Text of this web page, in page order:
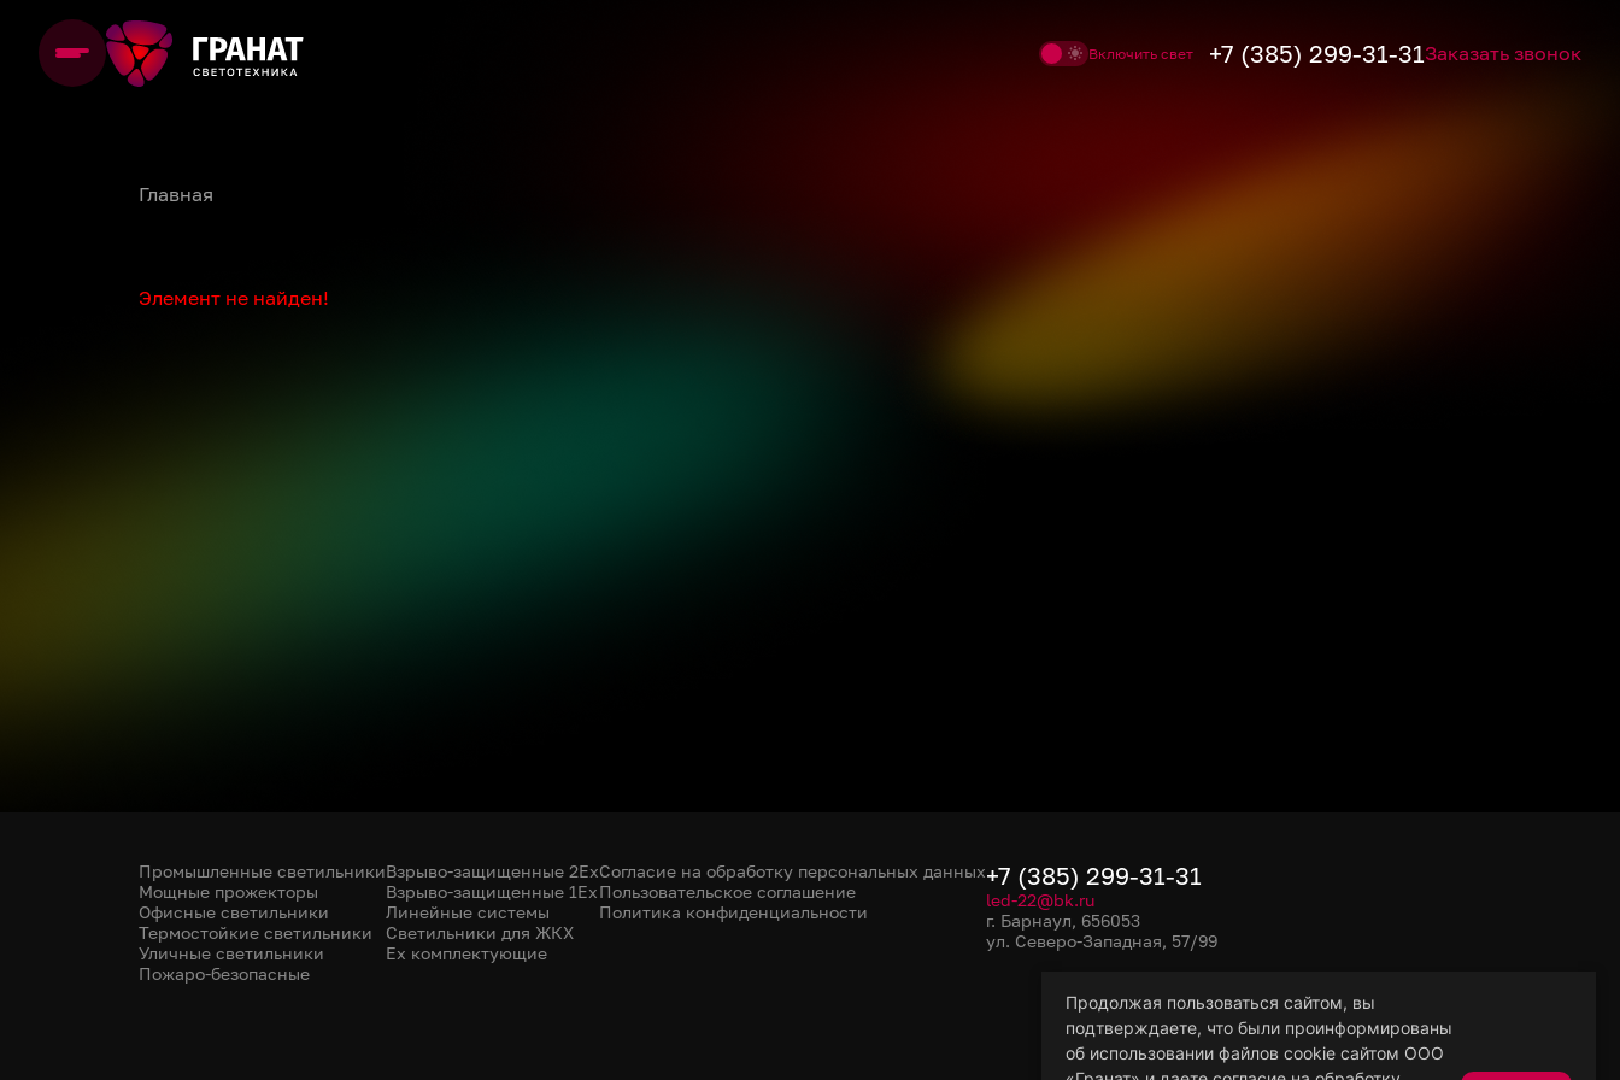
Включить свет +7 (385) 299-31-31Заказать звонок
Главная
Элемент не найден!
Продолжая пользоваться сайтом, вы
подтверждаете, что были проинформированы
об использовании файлов cookie сайтом ООО
Промышленные светильники
Мощные прожекторы
Офисные светильники
Термостойкие светильники
Уличные светильники
Пожаро-безопасные
Взрыво-защищенные 2Ex
Взрыво-защищенные 1Ex
Линейные системы
Светильники для ЖКХ
Ex комплектующие
Согласие на обработку персональных данных
Пользовательское соглашение
Политика конфиденциальности
+7 (385) 299-31-31
led-22@bk.ru
г. Барнаул, 656053
ул. Северо-Западная, 57/99